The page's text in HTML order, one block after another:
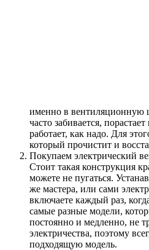
именно в вентиляционную
часто забивается,
работает, как надо. Для
который прочистит и
Покупаем электрический
Стоит такая конструкция
можете не пугаться.
же мастера, или сами
включаете каждый раз,
самые разные модели,
постоянно и медленно, не
электричества, поэтому
подходящую модель.